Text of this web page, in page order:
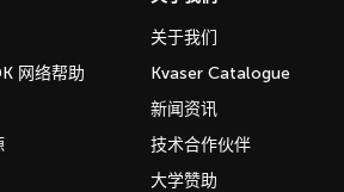
网络帮助
关于我们
Kvaser Catalogue
新闻资讯
技术合作伙伴
大学赞助